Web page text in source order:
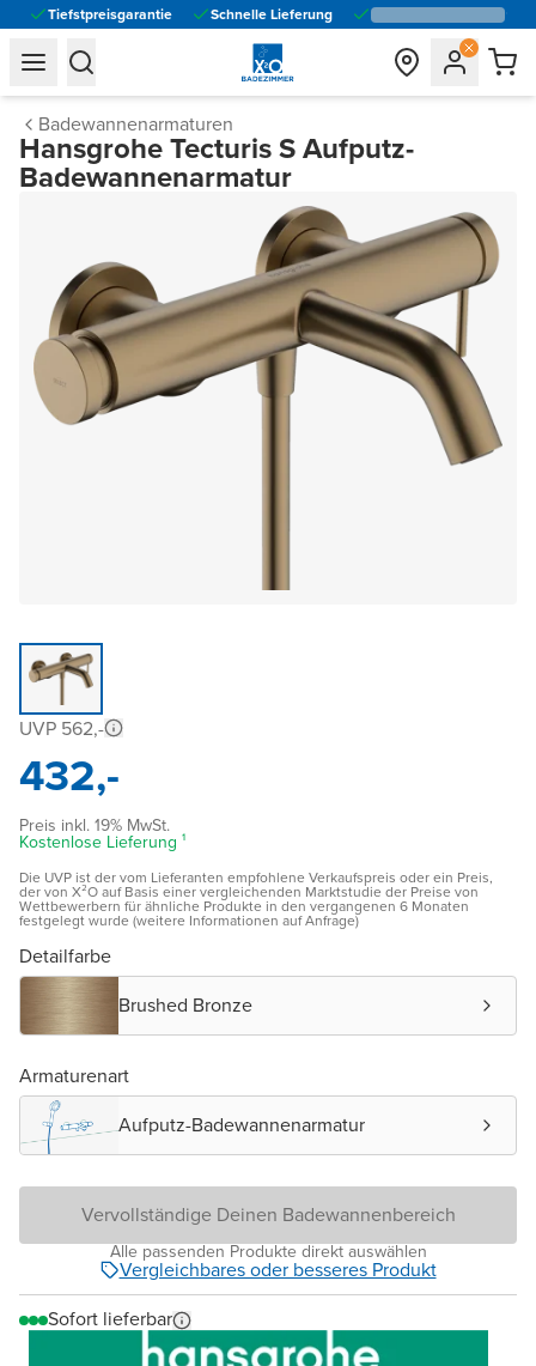
Tiefstpreisgarantie Schnelle Lieferung
general.navigation.toggle_menu.label
general.navigation.toggle_menu.label
Badewannenarmaturen
Hansgrohe Tecturis S Aufputz-
Badewannenarmatur
UVP 562,-
432,-
Preis inkl. 19% MwSt.
Kostenlose Lieferung ¹
Die UVP ist der vom Lieferanten empfohlene Verkaufspreis oder ein Preis,
der von X²O auf Basis einer vergleichenden Marktstudie der Preise von
Wettbewerbern für ähnliche Produkte in den vergangenen 6 Monaten
festgelegt wurde (weitere Informationen auf Anfrage)
Detailfarbe
Brushed Bronze
Armaturenart
Aufputz-Badewannenarmatur
Vervollständige Deinen Badewannenbereich
Alle passenden Produkte direkt auswählen
Vergleichbares oder besseres Produkt
Sofort lieferbar